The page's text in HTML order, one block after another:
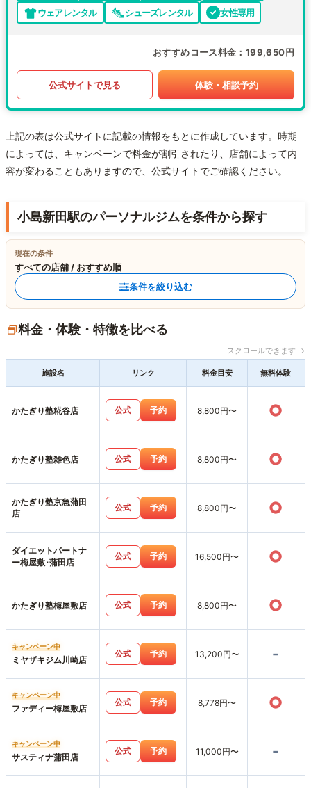
ウェアレンタル
シューズレンタル 女性専用
おすすめコース料金 199,650円
公式サイトで見る 体験・相談予約
上記の表は公式サイトに記載の情報をもとに作成しています。時期
によっては、キャンペーンで料金が割引されたり、店舗によって内
容が変わることもありますので、公式サイトでご確認ください。
小島新田駅のパーソナルジムを条件から探す
現在の条件
すべての店舗 / おすすめ順
条件を絞り込む
料金・体験・特徴を比べる
スクロールできます →
施設名 リンク 料金目安 無料体験
かたぎり塾糀谷店 公式 予約 8,800円〜 ○
かたぎり塾雑色店 公式 予約 8,800円〜 ○
かたぎり塾京急蒲田
店
公式 予約 8,800円〜 ○
ダイエットパートナ
ー梅屋敷･蒲田店
公式 予約 16,500円〜 ○
かたぎり塾梅屋敷店 公式 予約 8,800円〜 ○
キャンペーン中
ミヤザキジム川崎店
公式 予約 13,200円〜 -
キャンペーン中
ファディー梅屋敷店
公式 予約 8,778円〜 ○
キャンペーン中
サスティナ蒲田店
公式 予約 11,000円〜 -